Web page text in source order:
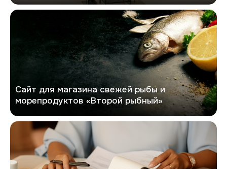
Второй рыбный
Сайт для магазина свежей рыбы и
морепродуктов «Второй рыбный»
GlobalTrust